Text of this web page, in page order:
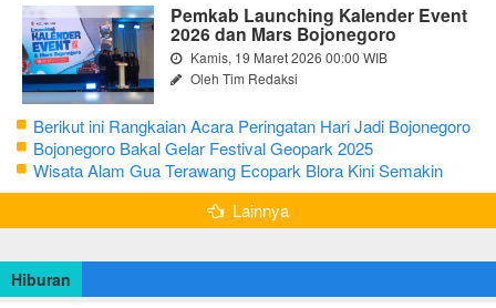
Pemkab Launching Kalender Event
2026 dan Mars Bojonegoro
Kamis, 19 Maret 2026 00:00 WIB
Oleh Tim Redaksi
Berikut ini Rangkaian Acara Peringatan Hari Jadi Bojonegoro
Ke-348 Tahun 2025
Bojonegoro Bakal Gelar Festival Geopark 2025
Wisata Alam Gua Terawang Ecopark Blora Kini Semakin
Menarik
Lainnya
Hiburan